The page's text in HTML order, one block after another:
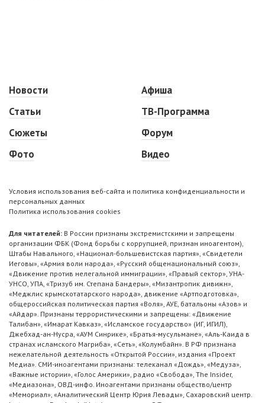
Новости
Статьи
Сюжеты
Фото
Афиша
ТВ-Программа
Форум
Видео
Условия использования веб-сайта и политика конфиденциальности и
персональных данных
Политика использования cookies
Для читателей: В России признаны экстремистскими и запрещены
организации ФБК (Фонд борьбы с коррупцией, признан иноагентом),
Штабы Навального, «Национал-большевистская партия», «Свидетели
Иеговы», «Армия воли народа», «Русский общенациональный союз»,
«Движение против нелегальной иммиграции», «Правый сектор», УНА-
УНСО, УПА, «Тризуб им. Степана Бандеры», «Мизантропик дивижн»,
«Меджлис крымскотатарского народа», движение «Артподготовка»,
общероссийская политическая партия «Воля», АУЕ, батальоны «Азов» и
«Айдар». Признаны террористическими и запрещены: «Движение
Талибан», «Имарат Кавказ», «Исламское государство» (ИГ, ИГИЛ),
Джебхад-ан-Нусра, «АУМ Синрике», «Братья-мусульмане», «Аль-Каида в
странах исламского Магриба», «Сеть», «Колумбайн». В РФ признана
нежелательной деятельность «Открытой России», издания «Проект
Медиа». СМИ-иноагентами признаны: телеканал «Дождь», «Медуза»,
«Важные истории», «Голос Америки», радио «Свобода», The Insider,
«Медиазона», ОВД-инфо. Иноагентами признаны общество/центр
«Мемориал», «Аналитический Центр Юрия Левады», Сахаровский центр.